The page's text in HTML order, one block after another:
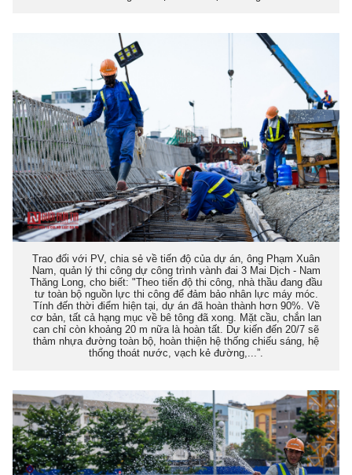
Trao đối với PV, chia sẻ về tiến độ của dự án, ông Phạm Xuân
Nam, quản lý thi công dự công trình vành đai 3 Mai Dịch - Nam
Thăng Long, cho biết: "Theo tiến độ thi công, nhà thầu đang đầu
tư toàn bộ nguồn lực thi công để đảm bảo nhân lực máy móc.
Tính đến thời điểm hiện tại, dự án đã hoàn thành hơn 90%. Về
cơ bản, tất cả hạng mục về bê tông đã xong. Mặt cầu, chắn lan
can chỉ còn khoảng 20 m nữa là hoàn tất. Dự kiến đến 20/7 sẽ
thảm nhựa đường toàn bộ, hoàn thiện hệ thống chiếu sáng, hệ
thống thoát nước, vạch kẻ đường,...”.